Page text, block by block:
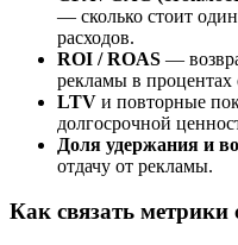
— сколько стоит
расходов.
ROI / ROAS —
рекламы в
LTV и повторные
долгосрочной
Доля удержания и
отдачу от рекламы.
Как связать метрики